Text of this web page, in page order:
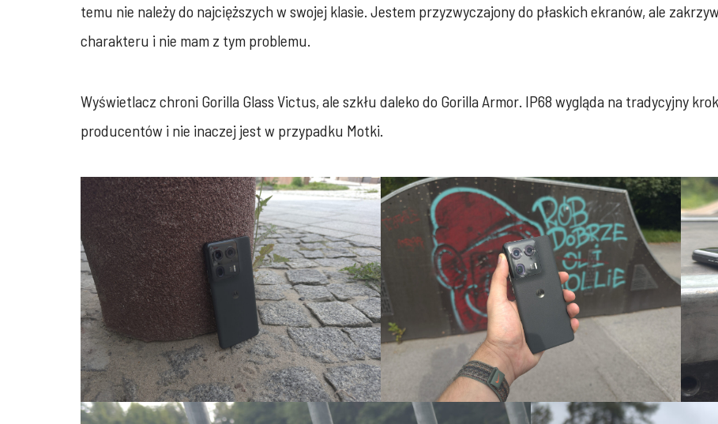
temu nie należy do najcięższych w swojej klasie. Jestem przyzwyczajony do płaskich ekranów, ale
charakteru i nie mam z tym problemu.
Wyświetlacz chroni Gorilla Glass Victus, ale szkłu daleko do Gorilla Armor. IP68 wygląda na tradycyjny
producentów i nie inaczej jest w przypadku Motki.